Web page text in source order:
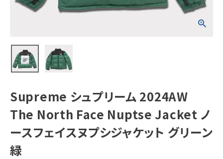
NEW ITEMS
Tシャツ・ロングスリーブ
パーカー・トレーナー
ジャケット・アウター
キャップ・ハット
ニット帽・ビーニー
Supreme シュプリーム 2024AW
The North Face Nuptse Jacket ノ
ースフェイスヌプシジャケット グリーン
緑